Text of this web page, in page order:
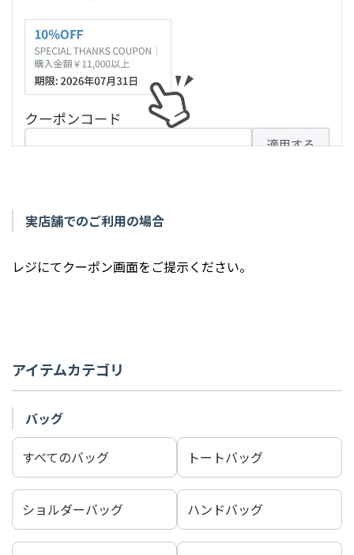
実店舗でのご利用の場合
レジにてクーポン画面をご提示ください。
アイテムカテゴリ
バッグ
すべてのバッグ トートバッグ
ショルダーバッグ ハンドバッグ